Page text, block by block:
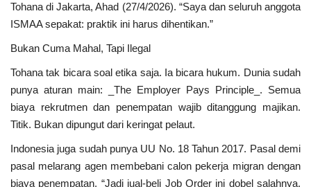
Tohana di Jakarta, Ahad (27/4/2026). “Saya dan seluruh anggota
ISMAA sepakat: praktik ini harus dihentikan.”
Bukan Cuma Mahal, Tapi Ilegal
Tohana tak bicara soal etika saja. Ia bicara hukum. Dunia sudah
punya aturan main: _The Employer Pays Principle_. Semua
biaya rekrutmen dan penempatan wajib ditanggung majikan.
Titik. Bukan dipungut dari keringat pelaut.
Indonesia juga sudah punya UU No. 18 Tahun 2017. Pasal demi
pasal melarang agen membebani calon pekerja migran dengan
biaya penempatan. “Jadi jual-beli Job Order ini dobel salahnya.